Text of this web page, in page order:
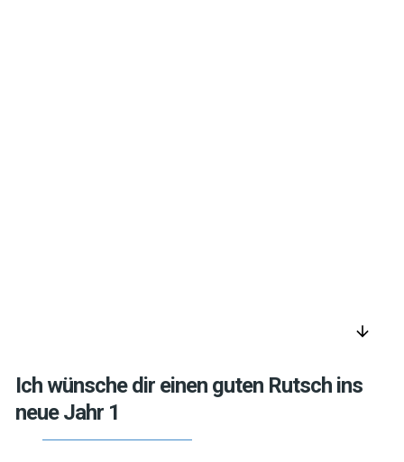
arrow_downward
Ich wünsche dir einen guten Rutsch ins
neue Jahr 1